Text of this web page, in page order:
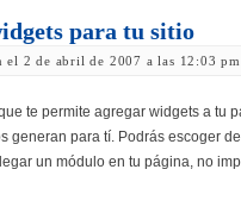
para tu sitio
el 2 de abril de 2007 a las 12:03 pm
te permite agregar widgets a tu
generan para tí. Podrás escoger
un módulo en tu página, no